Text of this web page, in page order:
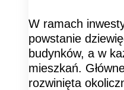
W ramach
powstanie
budynków, a w
mieszkań.
rozwinięta